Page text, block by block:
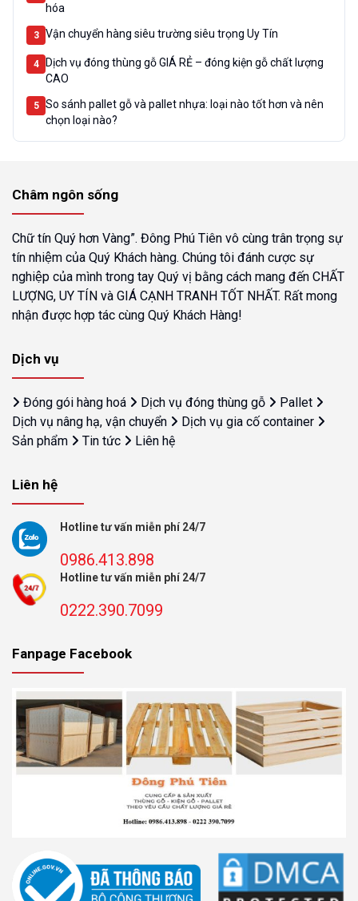
hóa
3 Vận chuyển hàng siêu trường siêu trọng Uy Tín
4
Dịch vụ đóng thùng gỗ GIÁ RẺ – đóng kiện gỗ chất lượng
CAO
5
So sánh pallet gỗ và pallet nhựa: loại nào tốt hơn và nên
chọn loại nào?
Châm ngôn sống
Chữ tín Quý hơn Vàng”. Đông Phú Tiên vô cùng trân trọng sự
tín nhiệm của Quý Khách hàng. Chúng tôi đánh cược sự
nghiệp của mình trong tay Quý vị bằng cách mang đến CHẤT
LƯỢNG, UY TÍN và GIÁ CẠNH TRANH TỐT NHẤT. Rất mong
nhận được hợp tác cùng Quý Khách Hàng!
Dịch vụ
Đóng gói hàng hoá Dịch vụ đóng thùng gỗ
Pallet
Dịch vụ nâng hạ, vận chuyển
Dịch vụ gia cố container
Sản phẩm
Tin tức Liên hệ
Liên hệ
Hotline tư vấn miễn phí 24/7
0986.413.898
Hotline tư vấn miễn phí 24/7
0222.390.7099
Fanpage Facebook